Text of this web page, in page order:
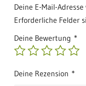
Deine E-Mail-
Erforderliche Felder
Deine Bewertung *
Deine Rezension *